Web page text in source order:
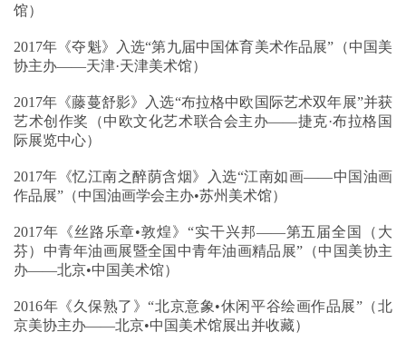
馆）
2017年《夺魁》入选“第九届中国体育美术作品展”（中国美
协主办——天津·天津美术馆）
2017年《藤蔓舒影》入选“布拉格中欧国际艺术双年展”并获
艺术创作奖（中欧文化艺术联合会主办——捷克·布拉格国
际展览中心）
2017年《忆江南之醉荫含烟》入选“江南如画——中国油画
作品展”（中国油画学会主办•苏州美术馆）
2017年《丝路乐章•敦煌》“实干兴邦——第五届全国（大
芬）中青年油画展暨全国中青年油画精品展”（中国美协主
办——北京•中国美术馆）
2016年《久保熟了》“北京意象•休闲平谷绘画作品展”（北
京美协主办——北京•中国美术馆展出并收藏）